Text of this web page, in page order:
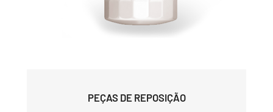
PEÇAS DE REPOSIÇÃO